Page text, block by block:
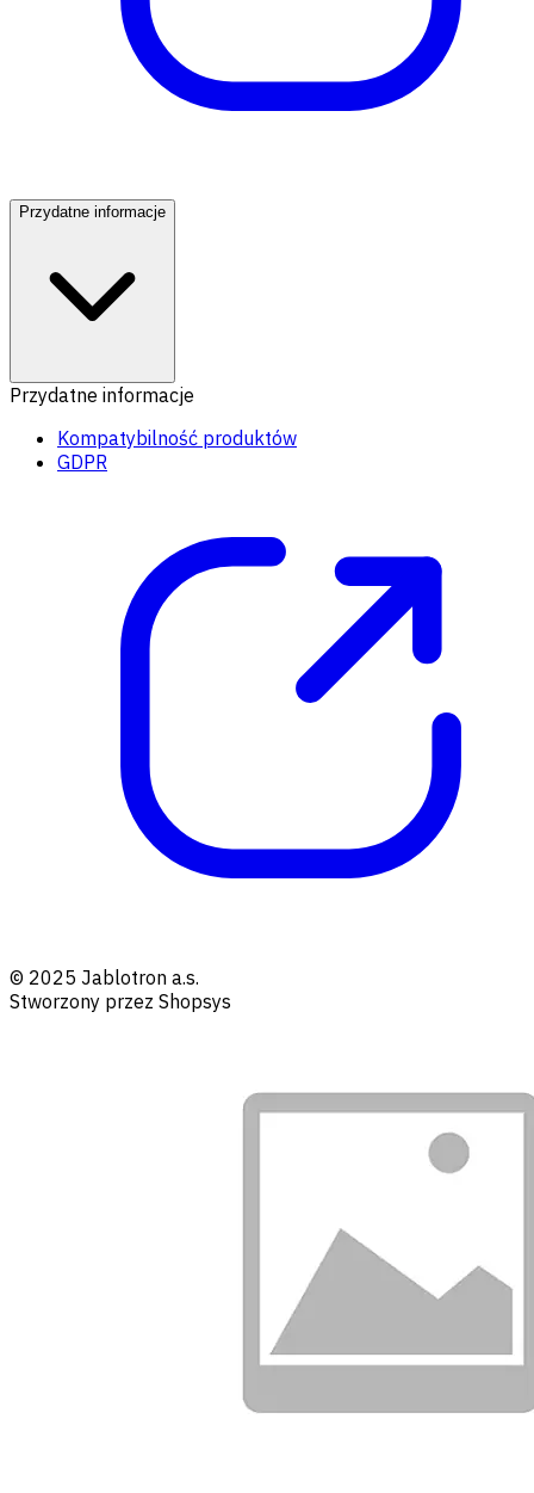
Przydatne informacje
Przydatne informacje
Kompatybilność produktów
GDPR
© 2025 Jablotron a.s.
Stworzony przez Shopsys